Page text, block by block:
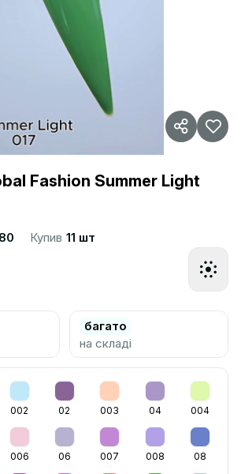
Fashion Summer Light
Купив 11 шт
багато
на складі
002 02 003 04 004
006 06 007 008 08